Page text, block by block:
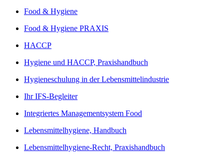
Food & Hygiene
Food & Hygiene PRAXIS
HACCP
Hygiene und HACCP, Praxishandbuch
Hygieneschulung in der Lebensmittelindustrie
Ihr IFS-Begleiter
Integriertes Managementsystem Food
Lebensmittelhygiene, Handbuch
Lebensmittelhygiene-Recht, Praxishandbuch